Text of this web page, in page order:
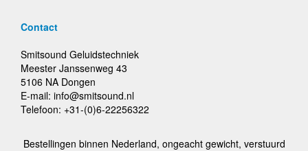
Contact
Smitsound Geluidstechniek
Meester Janssenweg 43
5106 NA Dongen
E-mail: info@smitsound.nl
Telefoon: +31-(0)6-22256322
Bestellingen binnen Nederland, ongeacht gewicht, verstuurd